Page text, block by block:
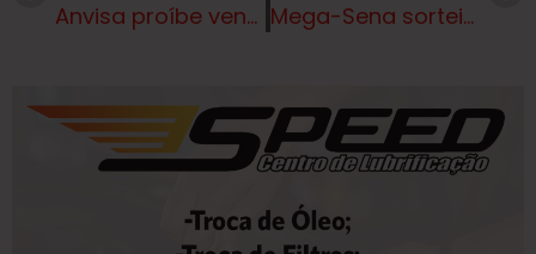
Anvisa proíbe venda de marca de carne popular nos maiores supermercados do Brasil Mega-Sena sorteia R$ 2,6 milhões nesta terça-feira; veja os números